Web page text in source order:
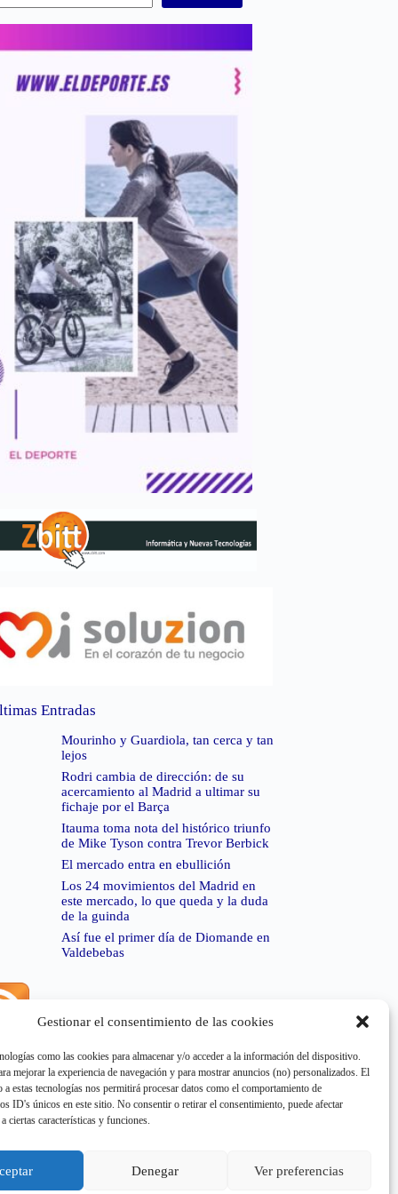
Gestionar el consentimiento de las cookies
como las cookies para almacenar y/o acceder a la información del dispositivo.
mejorar la experiencia de navegación y para mostrar anuncios (no) personalizados. El
a estas tecnologías nos permitirá procesar datos como el comportamiento de
ID's únicos en este sitio. No consentir o retirar el consentimiento, puede afectar
ciertas características y funciones.
Denegar Ver preferencias
Entradas
Mourinho y Guardiola, tan cerca y tan
lejos
Rodri cambia de dirección: de su
acercamiento al Madrid a ultimar su
fichaje por el Barça
Itauma toma nota del histórico triunfo
de Mike Tyson contra Trevor Berbick
El mercado entra en ebullición
Los 24 movimientos del Madrid en
este mercado, lo que queda y la duda
de la guinda
Así fue el primer día de Diomande en
Valdebebas
de RSS:Retrieved unsupported status code